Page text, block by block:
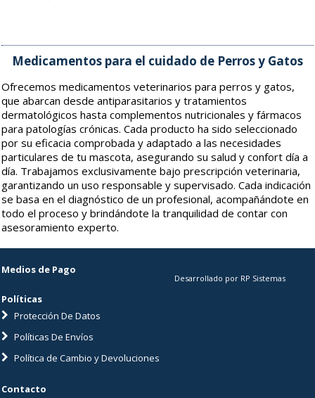
Medicamentos para el cuidado de Perros y Gatos
Ofrecemos medicamentos veterinarios para perros y gatos,
que abarcan desde antiparasitarios y tratamientos
dermatológicos hasta complementos nutricionales y fármacos
para patologías crónicas. Cada producto ha sido seleccionado
por su eficacia comprobada y adaptado a las necesidades
particulares de tu mascota, asegurando su salud y confort día a
día. Trabajamos exclusivamente bajo prescripción veterinaria,
garantizando un uso responsable y supervisado. Cada indicación
se basa en el diagnóstico de un profesional, acompañándote en
todo el proceso y brindándote la tranquilidad de contar con
asesoramiento experto.
Medios de Pago
Políticas
Protección De Datos
Políticas De Envíos
Política de Cambio y Devoluciones
Desarrollado por RP Sistemas
Contacto